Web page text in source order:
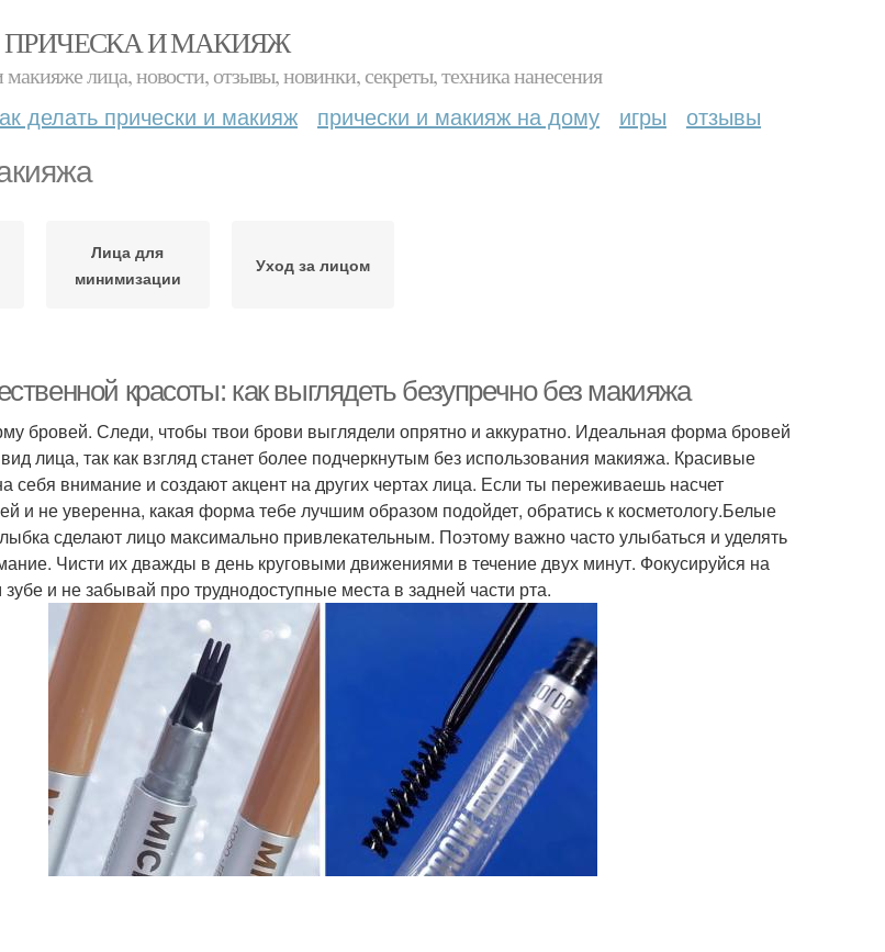
ПРИЧЕСКА И МАКИЯЖ
лица, новости, отзывы, новинки, секреты, техника нанесения
делать прически и макияж прически и макияж на дому игры отзывы
Лица для
минимизации
Уход за лицом
красоты: как выглядеть безупречно без макияжа
бровей. Следи, чтобы твои брови выглядели опрятно и аккуратно. Идеальная форма бровей
лица, так как взгляд станет более подчеркнутым без использования макияжа. Красивые
себя внимание и создают акцент на других чертах лица. Если ты переживаешь насчет
и не уверенна, какая форма тебе лучшим образом подойдет, обратись к косметологу.Белые
сделают лицо максимально привлекательным. Поэтому важно часто улыбаться и уделять
Чисти их дважды в день круговыми движениями в течение двух минут. Фокусируйся на
и не забывай про труднодоступные места в задней части рта.